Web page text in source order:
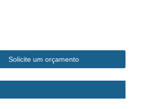
Popular São José dos Campos
em Cachorro
em Gatos
para Cachorro
Solicite um orçamento